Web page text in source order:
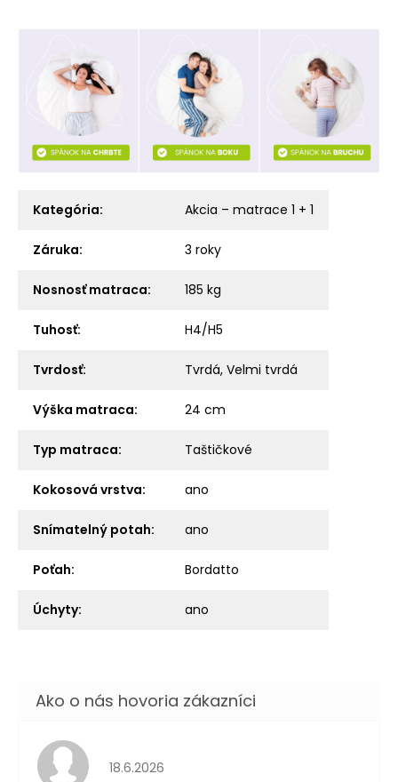
Kategória: Akcia – matrace 1 + 1
Záruka: 3 roky
Nosnosť matraca: 185 kg
Tuhosť: H4/H5
Tvrdosť: Tvrdá, Velmi tvrdá
Výška matraca: 24 cm
Typ matraca: Taštičkové
Kokosová vrstva: ano
Snímatelný potah: ano
Poťah: Bordatto
Úchyty: ano
Hodnotenie obchodu je 5 z 5 hviezdičiek.
18.6.2026